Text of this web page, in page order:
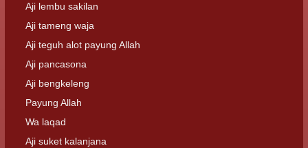
Aji lembu sakilan
Aji tameng waja
Aji teguh alot payung Allah
Aji pancasona
Aji bengkeleng
Payung Allah
Wa laqad
Aji suket kalanjana